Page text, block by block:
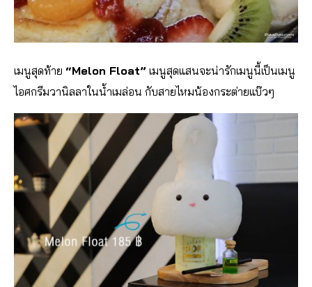
เมนูสุดท้าย “Melon Float” เมนูสุดแสนจะน่ารักเมนูนี้เป็นเมนู
ไอศกรีมวานิลลาในน้ำเมล่อน กับสายไหมน้องกระต่ายแบ๊วๆ